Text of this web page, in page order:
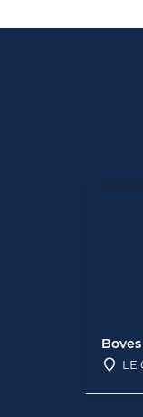
-------
Boves
LE